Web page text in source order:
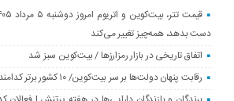
دست بدهد، همه‌چیز تغییر می‌کند
اتفاق تاریخی در بازار رمزارزها / بیت‌کوین سبز شد
رقابت پنهان دولت‌ها بر سر بیت‌کوین/ ۱۰ کشور برتر کدامند؟